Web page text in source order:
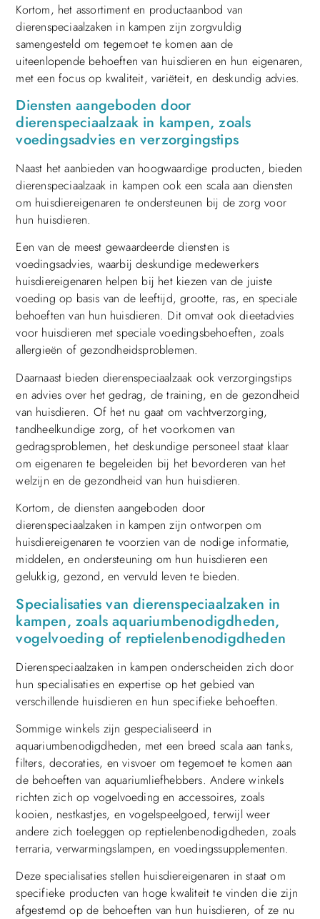
Kortom, het assortiment en productaanbod van
dierenspeciaalzaken in kampen zijn zorgvuldig
samengesteld om tegemoet te komen aan de
uiteenlopende behoeften van huisdieren en hun eigenaren,
met een focus op kwaliteit, variëteit, en deskundig advies.
Diensten aangeboden door
dierenspeciaalzaak in kampen, zoals
voedingsadvies en verzorgingstips
Naast het aanbieden van hoogwaardige producten, bieden
dierenspeciaalzaak in kampen ook een scala aan diensten
om huisdiereigenaren te ondersteunen bij de zorg voor
hun huisdieren.
Een van de meest gewaardeerde diensten is
voedingsadvies, waarbij deskundige medewerkers
huisdiereigenaren helpen bij het kiezen van de juiste
voeding op basis van de leeftijd, grootte, ras, en speciale
behoeften van hun huisdieren. Dit omvat ook dieetadvies
voor huisdieren met speciale voedingsbehoeften, zoals
allergieën of gezondheidsproblemen.
Daarnaast bieden dierenspeciaalzaak ook verzorgingstips
en advies over het gedrag, de training, en de gezondheid
van huisdieren. Of het nu gaat om vachtverzorging,
tandheelkundige zorg, of het voorkomen van
gedragsproblemen, het deskundige personeel staat klaar
om eigenaren te begeleiden bij het bevorderen van het
welzijn en de gezondheid van hun huisdieren.
Kortom, de diensten aangeboden door
dierenspeciaalzaken in kampen zijn ontworpen om
huisdiereigenaren te voorzien van de nodige informatie,
middelen, en ondersteuning om hun huisdieren een
gelukkig, gezond, en vervuld leven te bieden.
Specialisaties van dierenspeciaalzaken in
kampen, zoals aquariumbenodigdheden,
vogelvoeding of reptielenbenodigdheden
Dierenspeciaalzaken in kampen onderscheiden zich door
hun specialisaties en expertise op het gebied van
verschillende huisdieren en hun specifieke behoeften.
Sommige winkels zijn gespecialiseerd in
aquariumbenodigdheden, met een breed scala aan tanks,
filters, decoraties, en visvoer om tegemoet te komen aan
de behoeften van aquariumliefhebbers. Andere winkels
richten zich op vogelvoeding en accessoires, zoals
kooien, nestkastjes, en vogelspeelgoed, terwijl weer
andere zich toeleggen op reptielenbenodigdheden, zoals
terraria, verwarmingslampen, en voedingssupplementen.
Deze specialisaties stellen huisdiereigenaren in staat om
specifieke producten van hoge kwaliteit te vinden die zijn
afgestemd op de behoeften van hun huisdieren, of ze nu